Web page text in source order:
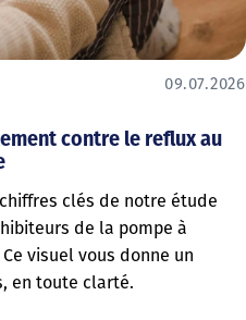
contre le reflux au
09.07.2026
clés de notre étude
de la pompe à
visuel vous donne un
en toute clarté.